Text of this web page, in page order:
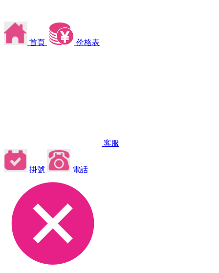
首頁 价格表
客服
掛號 電話